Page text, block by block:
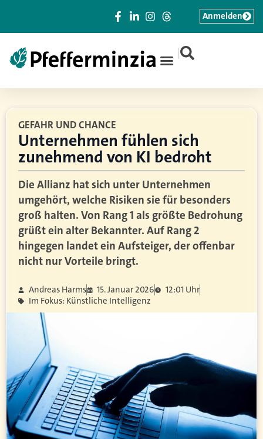
|
Anmelden
GEFAHR UND CHANCE
Unternehmen fühlen sich
zunehmend von KI bedroht
Die Allianz hat sich unter Unternehmen
umgehört, welche Risiken sie für besonders
groß halten. Von Rang 1 als größte Bedrohung
grüßt ein alter Bekannter. Auf Rang 2
hingegen landet ein Aufsteiger, der offenbar
nicht nur Vorteile bringt.
Andreas Harms 15. Januar 2026
12:01 Uhr
Im Fokus: Künstliche Intelligenz